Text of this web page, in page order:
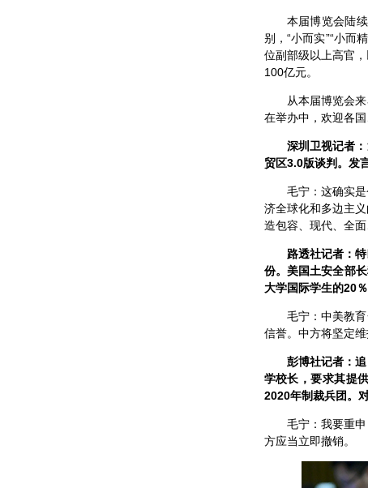
本届博览会陆
别，“小而实”“小而
位副部级以上高官
100亿元。
从本届博览会
在举办中，欢迎各
深圳卫视记者
贸区3.0版谈判。发
毛宁：这确实
济全球化和多边主
造包容、现代、全
路透社记者：
份。美国土安全部
大学国际学生的20
毛宁：中美教
信誉。中方将坚定
彭博社记者：
学校长，要求其提
2020年制裁兵团。
毛宁：我要重
方应当立即撤销。